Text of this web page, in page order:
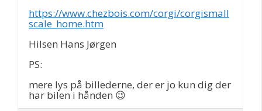
https://www.chezbois.com/corgi/corgismall
scale_home.htm
Hilsen Hans Jørgen
PS:
mere lys på billederne, der er jo kun dig der
har bilen i hånden 😉